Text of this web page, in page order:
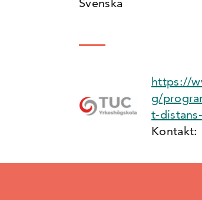
Svenska
https://
g/
t-
Kontakt: